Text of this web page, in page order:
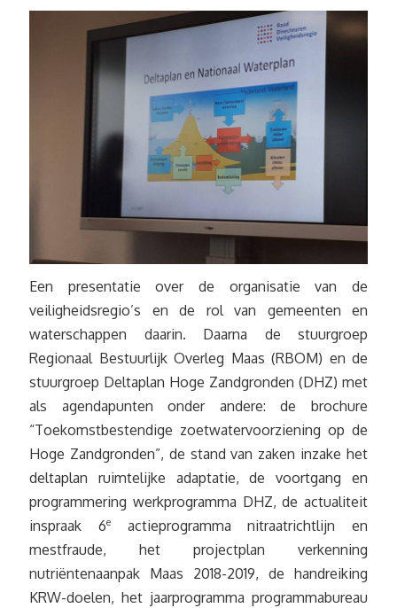
Een presentatie over de organisatie van de
veiligheidsregio’s en de rol van gemeenten en
waterschappen daarin. Daarna de stuurgroep
Regionaal Bestuurlijk Overleg Maas (RBOM) en de
stuurgroep Deltaplan Hoge Zandgronden (DHZ) met
als agendapunten onder andere: de brochure
“Toekomstbestendige zoetwatervoorziening op de
Hoge Zandgronden”, de stand van zaken inzake het
deltaplan ruimtelijke adaptatie, de voortgang en
programmering werkprogramma DHZ, de actualiteit
inspraak 6eactieprogramma nitraatrichtlijn en
mestfraude, het projectplan verkenning
nutriëntenaanpak Maas 2018-2019, de handreiking
KRW-doelen, het jaarprogramma programmabureau